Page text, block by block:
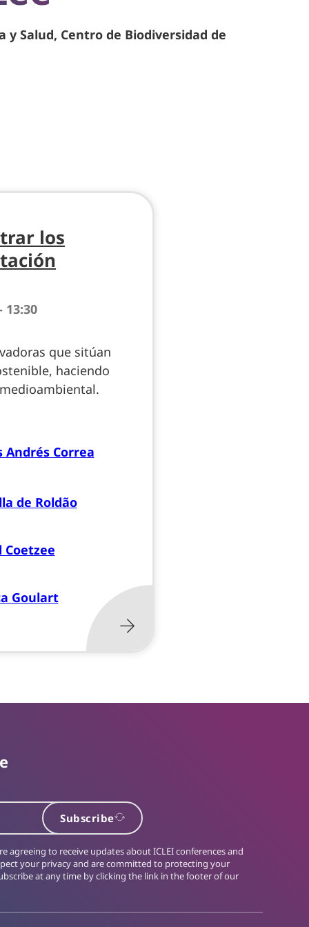
Salud, Centro de Biodiversidad de
los
13:30
que sitúan
haciendo
Andrés Correa
de Roldão
Goulart
Subscribe
agreeing to receive updates about ICLEI conferences and
your privacy and are committed to protecting your
at any time by clicking the link in the footer of our